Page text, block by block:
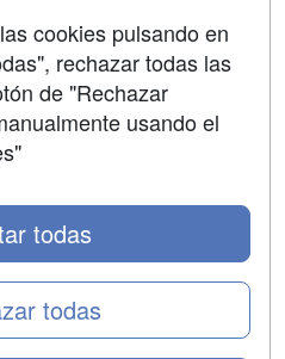
cookies pulsando en
rechazar todas las
de "Rechazar
usando el
todas
todas